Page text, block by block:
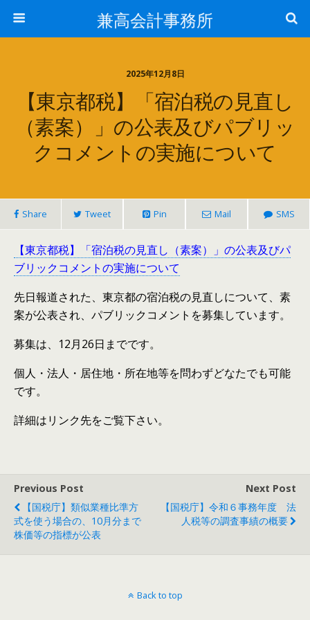
兼高会計事務所
2025年12月8日
【東京都税】「宿泊税の見直し
（素案）」の公表及びパブリッ
クコメントの実施について
Share Tweet Pin Mail SMS
【東京都税】「宿泊税の見直し（素案）」の公表及びパ
ブリックコメントの実施について
先日報道された、東京都の宿泊税の見直しについて、素
案が公表され、パブリックコメントを募集しています。
募集は、12月26日までです。
個人・法人・居住地・所在地等を問わずどなたでも可能
です。
詳細はリンク先をご覧下さい。
Previous Post
【国税庁】類似業種比準方
式を使う場合の、10月分まで
株価等の指標が公表
Next Post
【国税庁】令和６事務年度 法
人税等の調査事績の概要
Back to top